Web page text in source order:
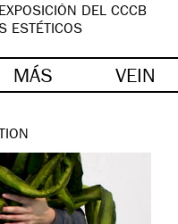
DEL CCCB
ESTÉTICOS
MÁS VEIN